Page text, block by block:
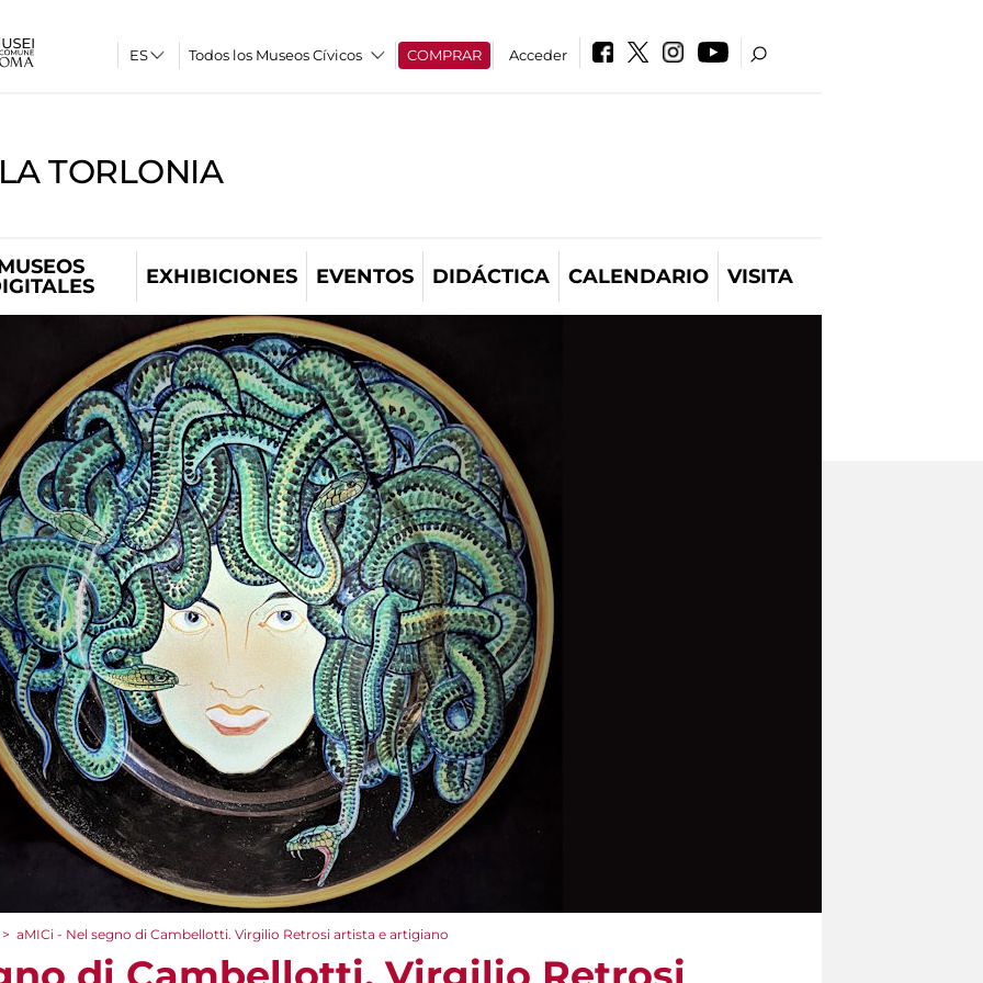
Todos los Museos Cívicos COMPRAR Acceder
TORLONIA
EXHIBICIONES EVENTOS DIDÁCTICA CALENDARIO VISITA
> aMICi - Nel segno di Cambellotti. Virgilio Retrosi artista e artigiano